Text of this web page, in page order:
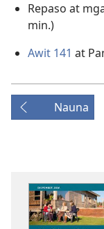
Repaso at
min.)
Awit 141 at
Nauna